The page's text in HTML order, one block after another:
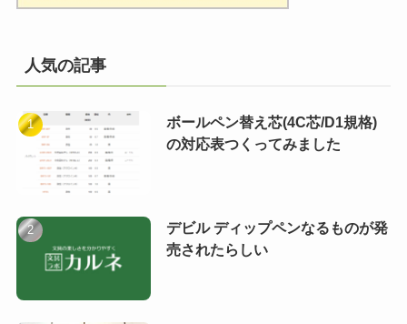
人気の記事
ボールペン替え芯(4C芯/D1規格)
の対応表つくってみました
デビル ディップペンなるものが発
売されたらしい